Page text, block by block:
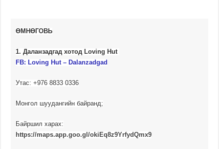
ӨМНӨГОВЬ
1. Даланзадгад хотод Loving Hut
FB: Loving Hut – Dalanzadgad
Утас: +976 8833 0336
Монгол шуудангийн байранд;
Байршил харах:
https://maps.app.goo.gl/okiEq8z9YrfydQmx9